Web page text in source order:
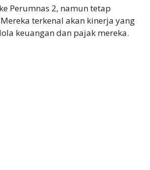
Perumnas 2, namun tetap
terkenal akan kinerja yang
keuangan dan pajak mereka.